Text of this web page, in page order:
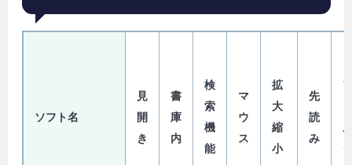
ソフト名
見
開
き
書
庫
内
検
索
機
能
マ
ウ
ス
拡
大
縮
小
先
読
み